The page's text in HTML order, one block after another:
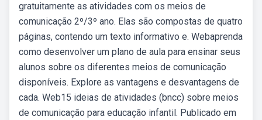
gratuitamente as atividades com os meios de
comunicação 2º/3º ano. Elas são compostas de quatro
páginas, contendo um texto informativo e. Webaprenda
como desenvolver um plano de aula para ensinar seus
alunos sobre os diferentes meios de comunicação
disponíveis. Explore as vantagens e desvantagens de
cada. Web15 ideias de atividades (bncc) sobre meios
de comunicação para educação infantil. Publicado em